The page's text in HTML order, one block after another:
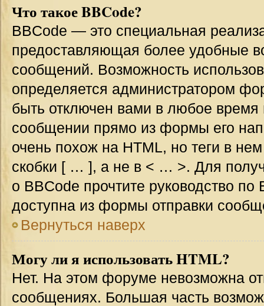
Что такое BBCode?
BBCode — это специальная
предоставляющая более удобные
сообщений. Возможность
определяется администратором
быть отключен вами в любое
сообщении прямо из формы его
очень похож на HTML, но теги в
скобки [ … ], а не в < … >. Для
о BBCode прочтите руководство
доступна из формы отправки
Вернуться наверх
Могу ли я использовать HTML?
Нет. На этом форуме невозможна
сообщениях. Большая часть